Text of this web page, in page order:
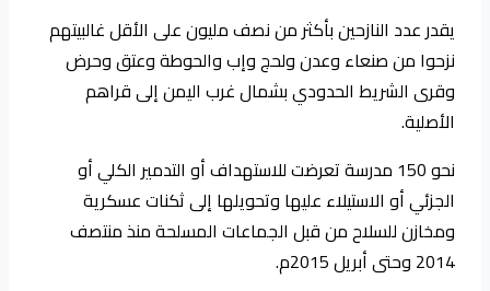
يقدر عدد النازحين بأكثر من نصف مليون على الأقل غالبيتهم
نزحوا من صنعاء وعدن ولحج وإب والحوطة وعتق وحرض
وقرى الشريط الحدودي بشمال غرب اليمن إلى قراهم
الأصلية.
نحو 150 مدرسة تعرضت للاستهداف أو التدمير الكلي أو
الجزئي أو الاستيلاء عليها وتحويلها إلى ثكنات عسكرية
ومخازن للسلاح من قبل الجماعات المسلحة منذ منتصف
2014 وحتى أبريل 2015م.